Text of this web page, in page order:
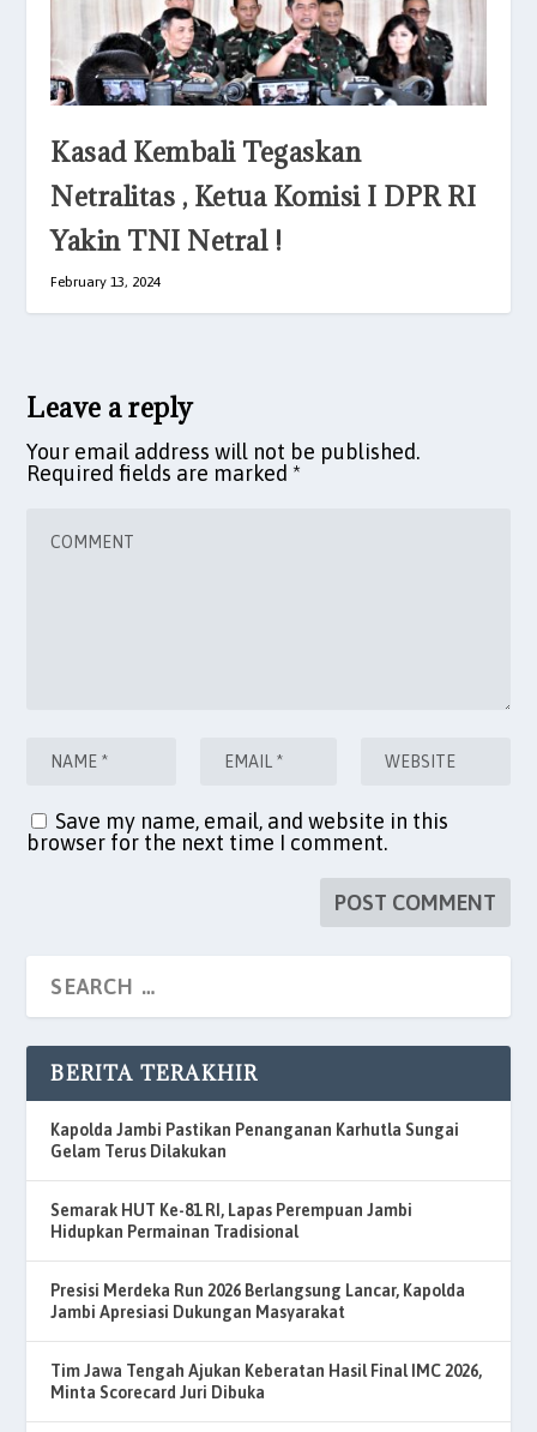
Kasad Kembali Tegaskan
Netralitas , Ketua Komisi I DPR RI
Yakin TNI Netral !
February 13, 2024
Leave a reply
Your email address will not be published.
Required fields are marked *
Save my name, email, and website in this
browser for the next time I comment.
BERITA TERAKHIR
Kapolda Jambi Pastikan Penanganan Karhutla Sungai
Gelam Terus Dilakukan
Semarak HUT Ke-81 RI, Lapas Perempuan Jambi
Hidupkan Permainan Tradisional
Presisi Merdeka Run 2026 Berlangsung Lancar, Kapolda
Jambi Apresiasi Dukungan Masyarakat
Tim Jawa Tengah Ajukan Keberatan Hasil Final IMC 2026,
Minta Scorecard Juri Dibuka